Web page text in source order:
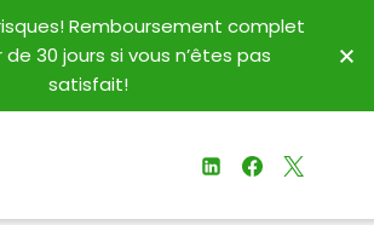
Remboursement complet
de 30 jours si vous n’êtes pas
satisfait!